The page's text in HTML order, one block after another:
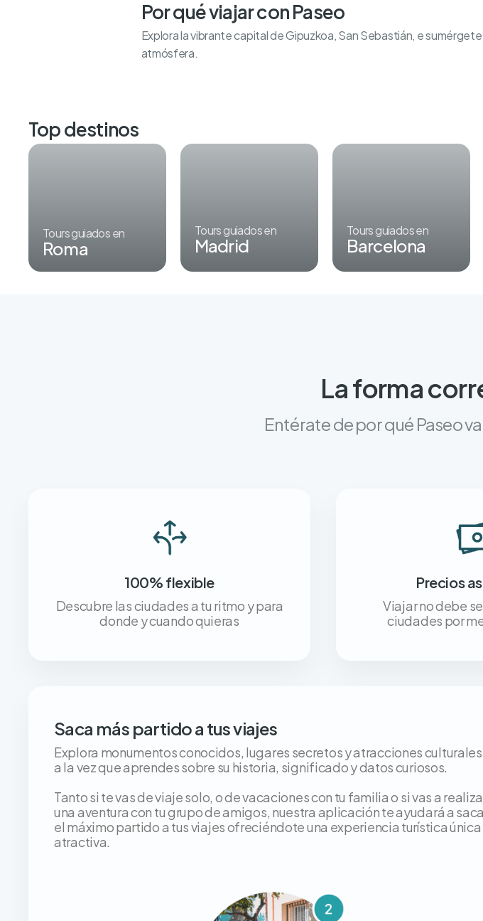
Por qué viajar con Paseo
Explora la vibrante capital de Gipuzkoa, San Sebastián, e
atmósfera.
Top destinos
Tours guiados en
Roma
Tours guiados en
Madrid
Tours guiados en
Barcelona
La forma
Entérate de por qué Paseo
100% flexible
Descubre las ciudades a tu ritmo y para
donde y cuando quieras
Precios
Viajar no debe
ciudades por
Saca más partido a tus viajes
Explora monumentos conocidos, lugares secretos y atracciones
a la vez que aprendes sobre su historia, significado y datos curiosos.
Tanto si te vas de viaje solo, o de vacaciones con tu familia o si vas a
una aventura con tu grupo de amigos, nuestra aplicación te ayudará a
el máximo partido a tus viajes ofreciéndote una experiencia turística única
atractiva.